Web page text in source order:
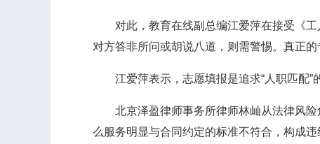
对此，教育在线副总编江爱萍在接受《工
对方答非所问或胡说八道，则需警惕。真正
江爱萍表示，志愿填报是追求“人职匹配”
北京泽盈律师事务所律师林屾从法律风险
么服务明显与合同约定的标准不符合，构成